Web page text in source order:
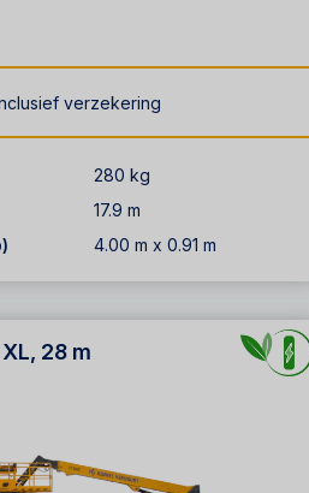
verzekering
280 kg
17.9 m
4.00 m x 0.91 m
28 m